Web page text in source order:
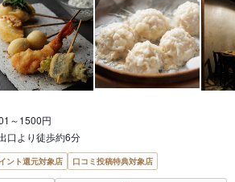
～1500円
口より徒歩約6分
ント還元対象店 口コミ投稿特典対象店